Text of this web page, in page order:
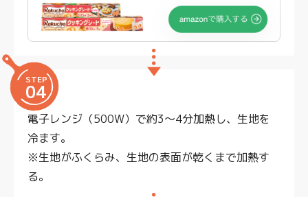
STEP
04
電子レンジ（500W）で約3～4分加熱し、生地を
冷ます。
※生地がふくらみ、生地の表面が乾くまで加熱す
る。